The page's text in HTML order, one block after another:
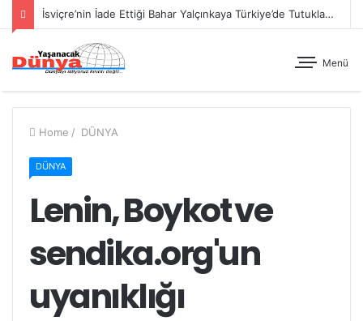
İsviçre’nin İade Ettiği Bahar Yalçınkaya Türkiye’de Tutuklandı
Menü
Home / DÜNYA
DÜNYA
Lenin, Boykot ve
sendika.org'un
uyanıklığı